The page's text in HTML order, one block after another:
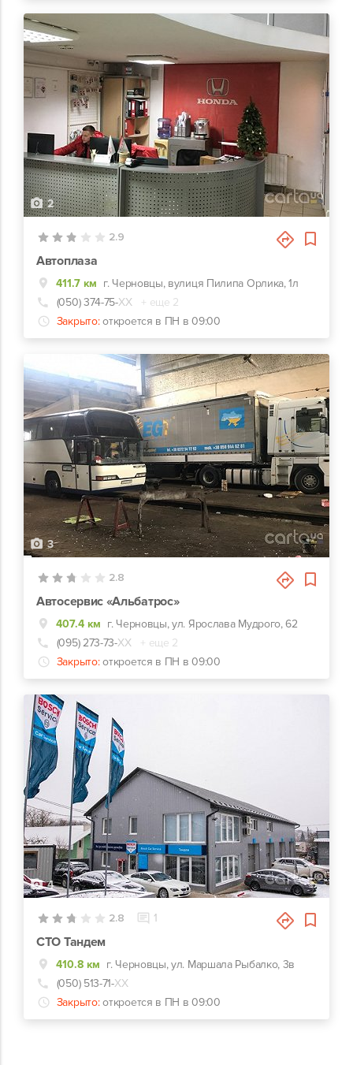
2
2.9
Автоплаза
411.7 км г. Черновцы, вулиця Пилипа Орлика, 1л
(050) 374-75-ХХ
+ еще 2
Закрыто: откроется в ПН в 09:00
3
2.8
Автосервис «Альбатрос»
407.4 км г. Черновцы, ул. Ярослава Мудрого, 62
(095) 273-73-ХХ
+ еще 2
Закрыто: откроется в ПН в 09:00
4
2.8 1
СТО Тандем
410.8 км г. Черновцы, ул. Маршала Рыбалко, 3в
(050) 513-71-ХХ
Закрыто: откроется в ПН в 09:00